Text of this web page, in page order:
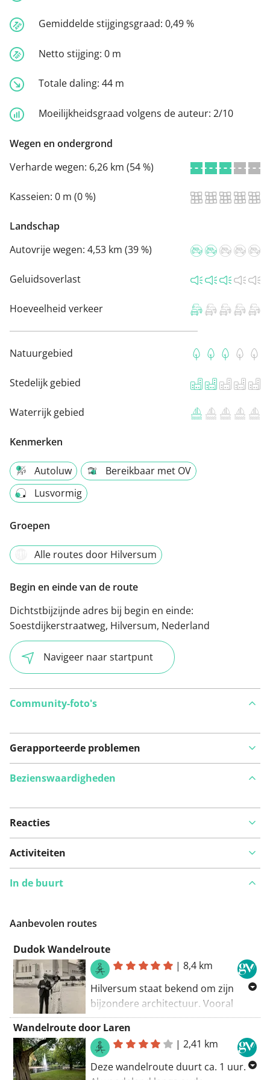
Gemiddelde stijgingsgraad: 0,49 %
Netto stijging: 0 m
Totale daling: 44 m
Moeilijkheidsgraad volgens de auteur: 2/10
Wegen en ondergrond
Verharde wegen: 6,26 km (54 %)
Kasseien: 0 m (0 %)
Landschap
Autovrije wegen: 4,53 km (39 %)
Geluidsoverlast
Hoeveelheid verkeer
Natuurgebied
Stedelijk gebied
Waterrijk gebied
Kenmerken
Autoluw
Bereikbaar met OV
Lusvormig
Groepen
Alle routes door Hilversum
Begin en einde van de route
Dichtstbijzijnde adres bij begin en einde:
Soestdijkerstraatweg, Hilversum, Nederland
Navigeer naar startpunt
Community-foto's
Gerapporteerde problemen
Bekijk op kaart
Iets opgevallen op deze route?
Bezienswaardigheden
Reacties
Activiteiten
In de buurt
Aanbevolen routes
Dudok Wandelroute
|8,4 km
Hilversum staat bekend om zijn
bijzondere architectuur. Vooral
door het levenswerk van de
beroemde architect en
stedenbouwkundige Willem Dudok.
Nergens ter wereld heeft hij meer
Wandelroute door Laren
|2,41 km
Deze wandelroute duurt ca. 1 uur.